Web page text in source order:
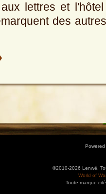
lettres et
des
©2010-2026 Lenwë.
World of
Toute marque